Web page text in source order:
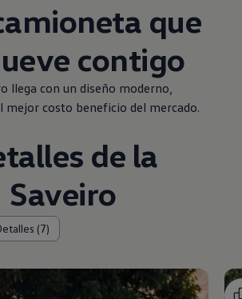
que
contigo
llega con un diseño moderno,
mejor costo beneficio del mercado.
de la
Saveiro
Detalles (7)